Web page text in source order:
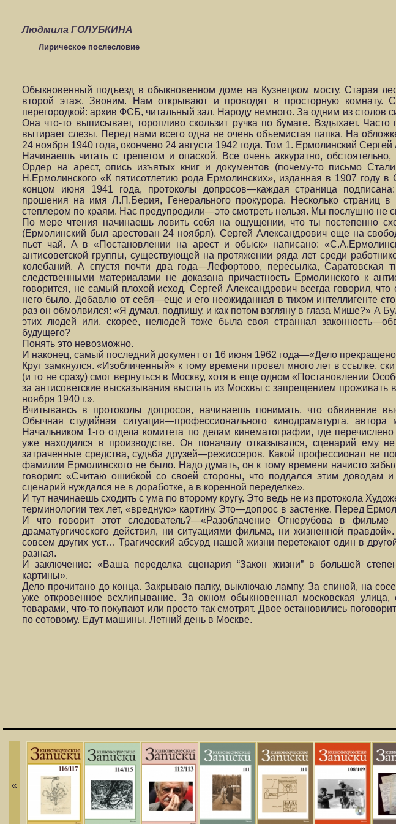
Людмила ГОЛУБКИНА
Лирическое послесловие
Обыкновенный подъезд в обыкновенном доме на Кузнецком мосту. Старая
второй этаж. Звоним. Нам открывают и проводят в просторную
перегородкой: архив ФСБ, читальный зал. Народу немного. За одним из столов
Она что-то выписывает, торопливо скользит ручка по бумаге. Вздыхает.
вытирает слезы. Перед нами всего одна не очень объемистая папка. На
24 ноября 1940 года, окончено 24 августа 1942 года. Том 1. Ермолинский
Начинаешь читать с трепетом и опаской. Все очень аккуратно,
Ордер на арест, опись изъятых книг и документов (почему-то письмо
Н.Ермолинского «К пятисотлетию рода Ермолинских», изданная в 1907 году
концом июня 1941 года, протоколы допросов—каждая страница
прошения на имя Л.П.Берия, Генерального прокурора. Несколько страниц
степлером по краям. Нас предупредили—это смотреть нельзя. Мы послушно не
По мере чтения начинаешь ловить себя на ощущении, что ты постепенно
(Ермолинский был арестован 24 ноября). Сергей Александрович еще на
пьет чай. А в «Постановлении на арест и обыск» написано:
антисоветской группы, существующей на протяжении ряда лет среди
колебаний. А спустя почти два года—Лефортово, пересылка, Саратовская
следственными материалами не доказана причастность Ермолинского к
говорится, не самый плохой исход. Сергей Александрович всегда говорил,
него было. Добавлю от себя—еще и его неожиданная в тихом интеллигенте
раз он обмолвился: «Я думал, подпишу, и как потом взгляну в глаза Мише?» А
этих людей или, скорее, нелюдей тоже была своя странная
будущего?
Понять это невозможно.
И наконец, самый последний документ от 16 июня 1962 года—«Дело прекращено
Круг замкнулся. «Изобличенный» к тому времени провел много лет в ссылке,
(и то не сразу) смог вернуться в Москву, хотя в еще одном «Постановлении
за антисоветские высказывания выслать из Москвы с запрещением проживать
ноября 1940 г.».
Вчитываясь в протоколы допросов, начинаешь понимать, что обвинение
Обычная студийная ситуация—профессионального кинодраматурга,
Начальником 1-го отдела комитета по делам кинематографии, где
уже находился в производстве. Он поначалу отказывался, сценарий ему
затраченные средства, судьба друзей—режиссеров. Какой профессионал не
фамилии Ермолинского не было. Надо думать, он к тому времени начисто
говорил: «Считаю ошибкой со своей стороны, что поддался этим доводам
сценарий нуждался не в доработке, а в коренной переделке».
И тут начинаешь сходить с ума по второму кругу. Это ведь не из протокола
терминологии тех лет, «вредную» картину. Это—допрос в застенке. Перед
И что говорит этот следователь?—«Разоблачение Огнерубова в
драматургического действия, ни ситуациями фильма, ни жизненной
совсем других уст… Трагический абсурд нашей жизни перетекают один в
разная.
И заключение: «Ваша переделка сценария “Закон жизни” в большей
картины».
Дело прочитано до конца. Закрываю папку, выключаю лампу. За спиной, на
уже откровенное всхлипывание. За окном обыкновенная московская
товарами, что-то покупают или просто так смотрят. Двое остановились
по сотовому. Едут машины. Летний день в Москве.
«